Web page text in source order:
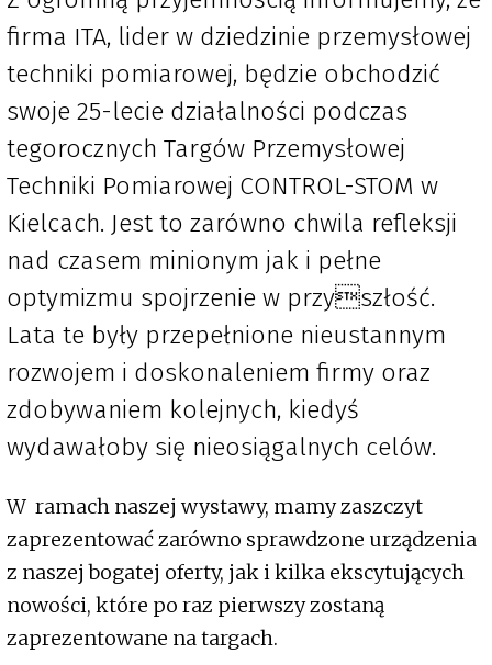
firma ITA, lider w dziedzinie przemysłowej
techniki pomiarowej, będzie obchodzić
swoje 25-lecie działalności podczas
tegorocznych Targów Przemysłowej
Techniki Pomiarowej CONTROL-STOM w
Kielcach. Jest to zarówno chwila refleksji
nad czasem minionym jak i pełne
optymizmu spojrzenie w przyszłość.
Lata te były przepełnione nieustannym
rozwojem i doskonaleniem firmy oraz
zdobywaniem kolejnych, kiedyś
wydawałoby się nieosiągalnych celów.
W ramach naszej wystawy, mamy zaszczyt
zaprezentować zarówno sprawdzone urządzenia
z naszej bogatej oferty, jak i kilka ekscytujących
nowości, które po raz pierwszy zostaną
zaprezentowane na targach.